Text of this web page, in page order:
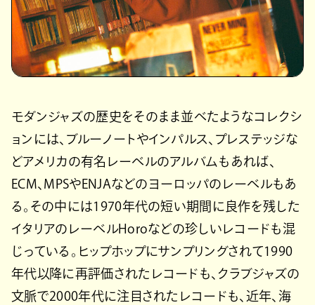
モダンジャズの歴史をそのまま並べたようなコレクシ
ョンには、ブルーノートやインパルス、プレステッジな
どアメリカの有名レーベルのアルバムもあれば、
ECM、MPSやENJAなどのヨーロッパのレーベルもあ
る。その中には1970年代の短い期間に良作を残した
イタリアのレーベルHoroなどの珍しいレコードも混
じっている。ヒップホップにサンプリングされて1990
年代以降に再評価されたレコードも、クラブジャズの
文脈で2000年代に注目されたレコードも、近年、海